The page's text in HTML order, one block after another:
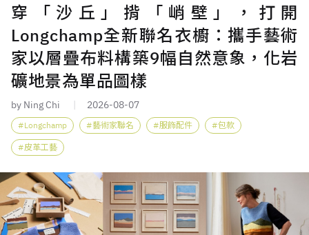
穿「沙丘」揹「峭壁」，打開
Longchamp全新聯名衣櫥：攜手藝術
家以層疊布料構築9幅自然意象，化岩
礦地景為單品圖樣
by Ning Chi 2026-08-07
Longchamp 藝術家聯名 服飾配件 包款
皮革工藝